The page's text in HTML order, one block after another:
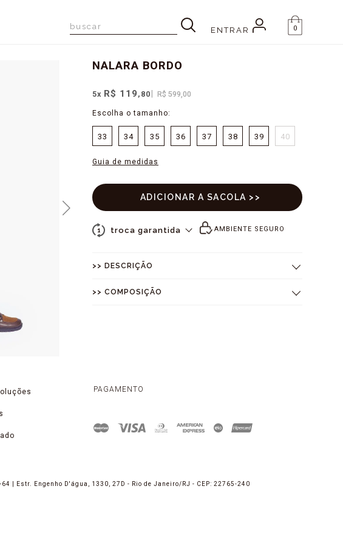
ENTRAR 0
NALARA BORDO
R$ 599,00
5x R$ 119 ,80
33 34 35 36 37 38 39 40
Guia de medidas
AMBIENTE SEGURO
1 troca garantida
>> DESCRIÇÃO
>> COMPOSIÇÃO
PAGAMENTO
| Estr. Engenho D'água, 1330, 27D - Rio de Janeiro/RJ - CEP: 22765-240